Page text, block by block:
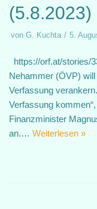
(5.8.2023)
von G. Kuchta 5.
https://orf.at/stories/
Nehammer (ÖVP)
Verfassung
Verfassung
Finanzminister
an.… Weiterlesen »